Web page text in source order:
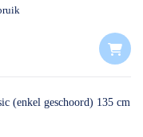
(enkel geschoord) 135 cm